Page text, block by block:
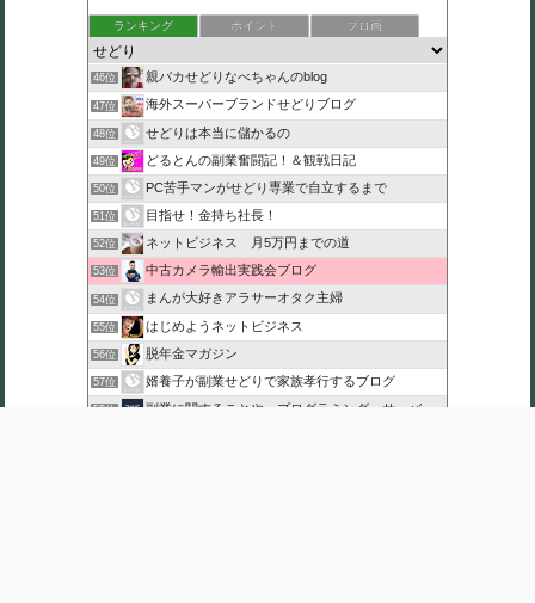
ランキング ポイント ブロ画
46位 親バカせどりなべちゃんのblog
47位 海外スーパーブランドせどりブログ
48位 せどりは本当に儲かるの
49位 どるとんの副業奮闘記！＆観戦日記
50位 PC苦手マンがせどり専業で自立するまで
51位 目指せ！金持ち社長！
52位 ネットビジネス 月5万円までの道
53位 中古カメラ輸出実践会ブログ
54位 まんが大好きアラサーオタク主婦
55位 はじめようネットビジネス
56位 脱年金マガジン
57位 婿養子が副業せどりで家族孝行するブログ
58位 副業に関することや、プログラミング・サーバー関係